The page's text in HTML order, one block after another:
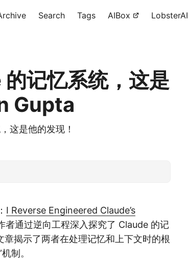
Search Tags AIBox
记忆系统，这是
Gupta
这是他的发现！
I Reverse Engineered Claude’s
者通过逆向工程深入探究了 Claude 的记
揭示了两者在处理记忆和上下文时的根
制。